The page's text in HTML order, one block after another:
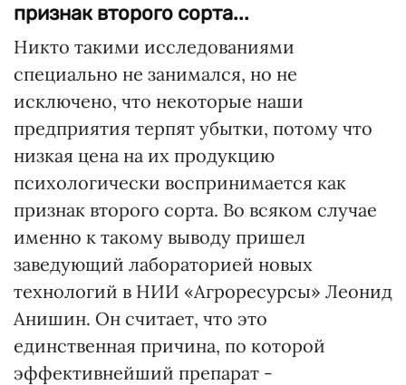
признак второго сорта...
Никто такими исследованиями
специально не занимался, но не
исключено, что некоторые наши
предприятия терпят убытки, потому что
низкая цена на их продукцию
психологически воспринимается как
признак второго сорта. Во всяком случае
именно к такому выводу пришел
заведующий лабораторией новых
технологий в НИИ «Агроресурсы» Леонид
Анишин. Он считает, что это
единственная причина, по которой
эффективнейший препарат -